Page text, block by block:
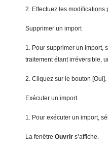
2. Effectuez les modifications
Supprimer un import
1. Pour supprimer un import,
traitement étant irréversible,
2. Cliquez sur le bouton [Oui].
Exécuter un import
1. Pour exécuter un import,
La fenêtre Ouvrir s’affiche.